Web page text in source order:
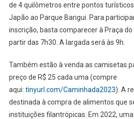
de 4 quilômetros entre pontos
Japão ao Parque Barigui. Para
inscrição, basta comparecer à Praça
partir das 7h30. A largada será às 9h.
Também estão à venda as camisetas
preço de R$ 25 cada uma (compre
aqui: tinyurl.com/Caminhada2023). A
destinada à compra de alimentos que
instituições filantrópicas. Em 2022,